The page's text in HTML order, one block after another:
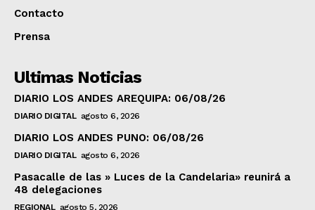
Contacto
Prensa
Ultimas Noticias
DIARIO LOS ANDES AREQUIPA: 06/08/26
DIARIO DIGITAL agosto 6, 2026
DIARIO LOS ANDES PUNO: 06/08/26
DIARIO DIGITAL agosto 6, 2026
Pasacalle de las » Luces de la Candelaria» reunirá a
48 delegaciones
REGIONAL agosto 5, 2026